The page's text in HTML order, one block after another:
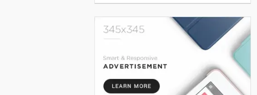
আত্মসাতের চেষ্টা, এলাকাবাসীর
বাধার মুখে পন্ড
আশাশুনিতে পৃথক অভিযানে ৩
আসামি গ্রেপ্তার